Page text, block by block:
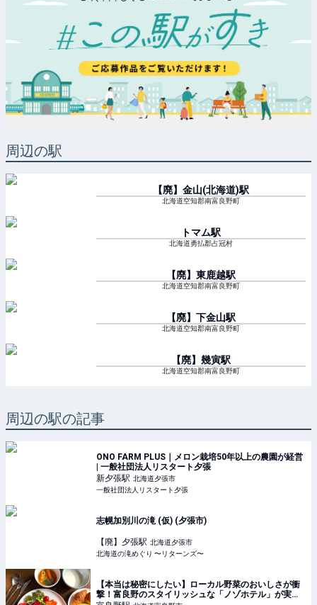
周辺の駅
【廃】金山(北海道)駅
北海道空知郡南富良野町
トマム駅
北海道勇払郡占冠村
【廃】東鹿越駅
北海道空知郡南富良野町
【廃】下金山駅
北海道空知郡南富良野町
【廃】幾寅駅
北海道空知郡南富良野町
周辺の駅の記事
ONO FARM PLUS｜メロン栽培50年以上の農園が経営
| 一般社団法人リスタート夕張
新夕張駅 北海道夕張市
一般社団法人リスタート夕張
志幌加別川の滝 (仮) (夕張市)
【廃】夕張駅 北海道夕張市
北海道の滝めぐり 〜リターンズ〜
【本当は秘密にしたい】ローカル野菜のおいしさが衝
撃！富良野のスタイリッシュな「ノゾホテル」が実は